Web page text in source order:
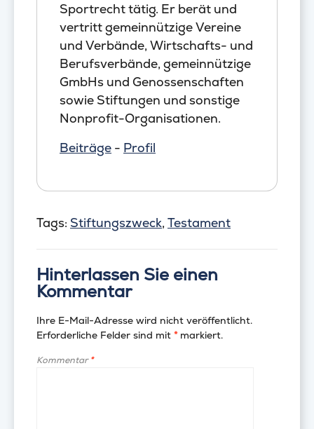
Sportrecht tätig. Er berät und
vertritt gemeinnützige Vereine
und Verbände, Wirtschafts- und
Berufsverbände, gemeinnützige
GmbHs und Genossenschaften
sowie Stiftungen und sonstige
Nonprofit-Organisationen.
Beiträge - Profil
Tags: Stiftungszweck, Testament
Hinterlassen Sie einen
Kommentar
Ihre E-Mail-Adresse wird nicht veröffentlicht.
Erforderliche Felder sind mit *markiert.
Kommentar*